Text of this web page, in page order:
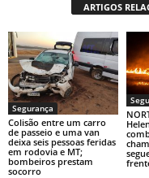
ARTIGOS
Segurança
Colisão entre um carro
de passeio e uma van
deixa seis pessoas feridas
em rodovia e MT;
bombeiros prestam
socorro